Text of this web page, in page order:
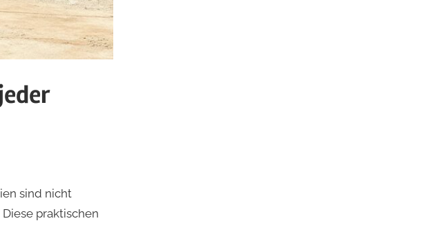
sind nicht
praktischen